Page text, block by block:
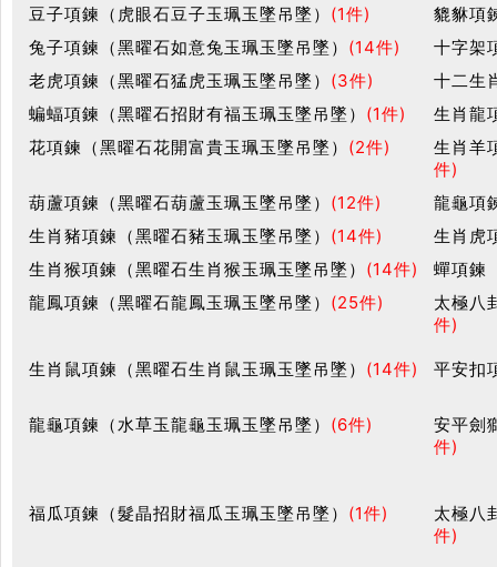
豆子項鍊（虎眼石豆子玉珮玉墜吊墜） (1件)
貔貅項
兔子項鍊（黑曜石如意兔玉珮玉墜吊墜） (14件)
十字架
老虎項鍊（黑曜石猛虎玉珮玉墜吊墜） (3件)
十二生
蝙蝠項鍊（黑曜石招財有福玉珮玉墜吊墜） (1件)
生肖龍
花項鍊（黑曜石花開富貴玉珮玉墜吊墜） (2件)
生肖羊
件)
葫蘆項鍊（黑曜石葫蘆玉珮玉墜吊墜） (12件)
龍龜項
生肖豬項鍊（黑曜石豬玉珮玉墜吊墜） (14件)
生肖虎
生肖猴項鍊（黑曜石生肖猴玉珮玉墜吊墜） (14件)
蟬項鍊
龍鳳項鍊（黑曜石龍鳳玉珮玉墜吊墜） (25件)
太極八
件)
生肖鼠項鍊（黑曜石生肖鼠玉珮玉墜吊墜） (14件) 平安扣
龍龜項鍊（水草玉龍龜玉珮玉墜吊墜） (6件)
安平劍
件)
福瓜項鍊（髮晶招財福瓜玉珮玉墜吊墜） (1件)
太極八
件)